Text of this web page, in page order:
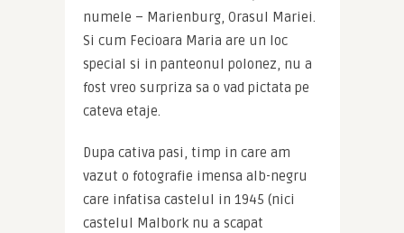
numele – Marienburg, Orasul Mariei.
Si cum Fecioara Maria are un loc
special si in panteonul polonez, nu a
fost vreo surpriza sa o vad pictata pe
cateva etaje.
Dupa cativa pasi, timp in care am
vazut o fotografie imensa alb-negru
care infatisa castelul in 1945 (nici
castelul Malbork nu a scapat